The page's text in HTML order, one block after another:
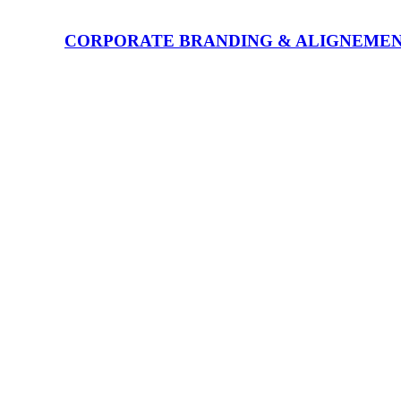
CORPORATE BRANDING &